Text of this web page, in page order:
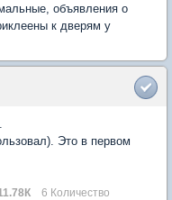
объявления о
к дверям у
Это в первом
6 Количество